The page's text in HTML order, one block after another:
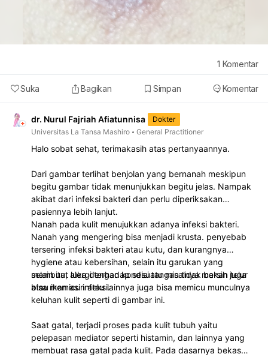
Suka Bagikan Simpan Komentar
1 Komentar
dr. Nurul Fajriah Afiatunnisa
Dokter
Universitas La Tansa Mashiro
General Practitioner
Halo sobat sehat, terimakasih atas pertanyaannya.
Dari gambar terlihat benjolan yang bernanah meskipun
begitu gambar tidak menunjukkan begitu jelas. Nampak
akibat dari infeksi bakteri dan perlu diperiksakan
pasiennya lebih lanjut.
Nanah pada kulit menujukkan adanya infeksi bakteri.
Nanah yang mengering bisa menjadi krusta. penyebab
tersering infeksi bakteri atau kutu, dan kurangnya
hygiene atau kebersihan, selain itu garukan yang
membuat luka dengan kondisi tangan tidak bersih juga
bisa memicu infeksi.
selain itu, alergi terhadap sesuatu misalnya makan telur
atau ikan asin atau lainnya juga bisa memicu munculnya
keluhan kulit seperti di gambar ini.
Saat gatal, terjadi proses pada kulit tubuh yaitu
pelepasan mediator seperti histamin, dan lainnya yang
membuat rasa gatal pada kulit. Pada dasarnya bekas